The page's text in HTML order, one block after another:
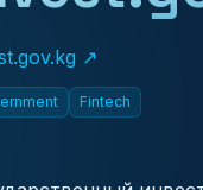
↗
Fintech